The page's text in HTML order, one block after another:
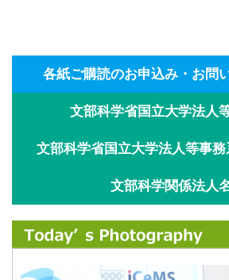
各紙ご購読のお申込み・お問
文部科学省国立大学法人
文部科学省国立大学法人等事
文部科学関係法人